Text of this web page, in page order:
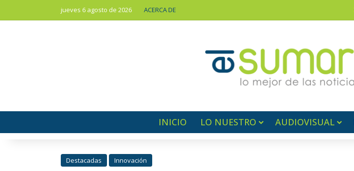
jueves 6 agosto de 2026 ACERCA DE
INICIO LO NUESTRO AUDIOVISUAL
Destacadas Innovación